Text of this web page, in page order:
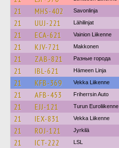
21 MHS-402 Savonlinja
21 UUJ-221 Lähilinjat
21 ECA-621 Vainion Liikenne
21 KJV-721 Makkonen
21 ZAB-821 Разные города
21 IBL-621 Hämeen Linja
21 KFB-369 Vekka Liikenne
21 AFB-453 Friherrsin Auto
21 EJJ-121 Turun Euroliikenne
21 IEX-831 Vekka Liikenne
21 ROJ-121 Jyrkilä
21 ICT-222 LSL